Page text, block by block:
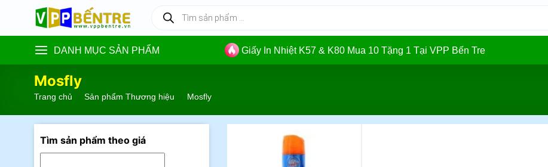
content
kiếm
phẩm
DANH MỤC SẢN PHẨM Giấy In Nhiệt K57 & K80 Mua 10 Tặng 1 Tại VPP Bến Tre
Mosfly
Trang chủ Sản phẩm Thương hiệu Mosfly
Tìm sản phẩm theo giá